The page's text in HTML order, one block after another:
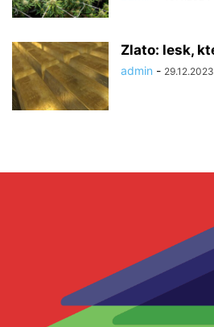
Zlato: lesk,
admin - 29.12.2023